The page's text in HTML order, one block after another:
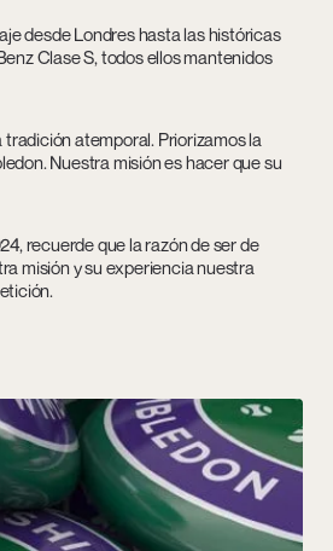
desde Londres hasta las históricas
Clase S, todos ellos mantenidos
atemporal. Priorizamos la
Nuestra misión es hacer que su
recuerde que la razón de ser de
misión y su experiencia nuestra